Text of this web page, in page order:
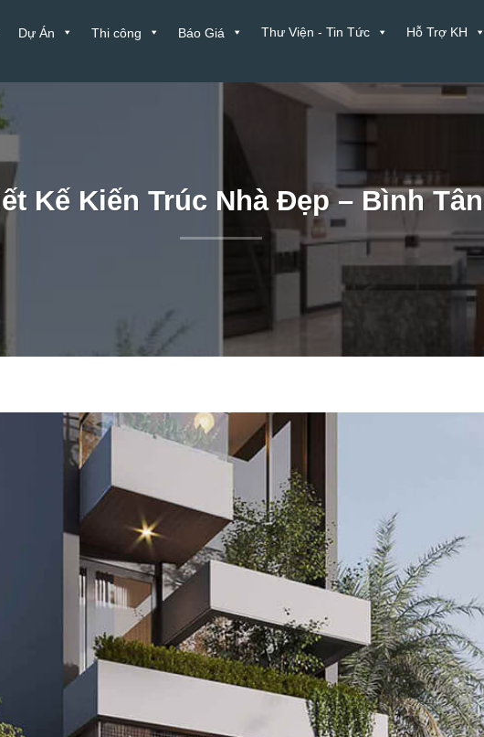
Dự Án Thi công Báo Giá Thư Viện - Tin Tức Hỗ Trợ KH
Kế Kiến Trúc Nhà Đẹp – Bình Tân